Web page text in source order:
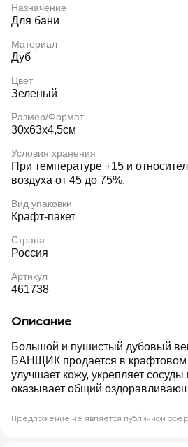
Назначение
Для бани
Материал
Дуб
Цвет
Зеленый
Размер/Формат
30х63х4,5см
Условия хранения
При температуре +15 и
воздуха от 45 до 75%.
Вид упаковки
Крафт-пакет
Страна
Россия
Артикул
461738
Описание
Большой и пушистый дубовый
БАНЩИК продается в крафтовом
улучшает кожу, укрепляет
оказывает общий
Предложение не является публичной